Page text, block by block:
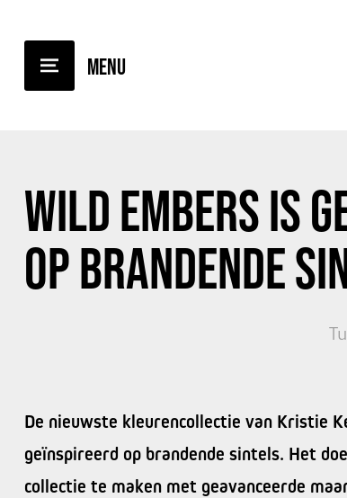
WILD EMBERSIS
OP BRANDENDE
De nieuwste kleurencollectie van Kristie
geïnspireerd op brandende sintels. Het
collectie te maken met geavanceerde